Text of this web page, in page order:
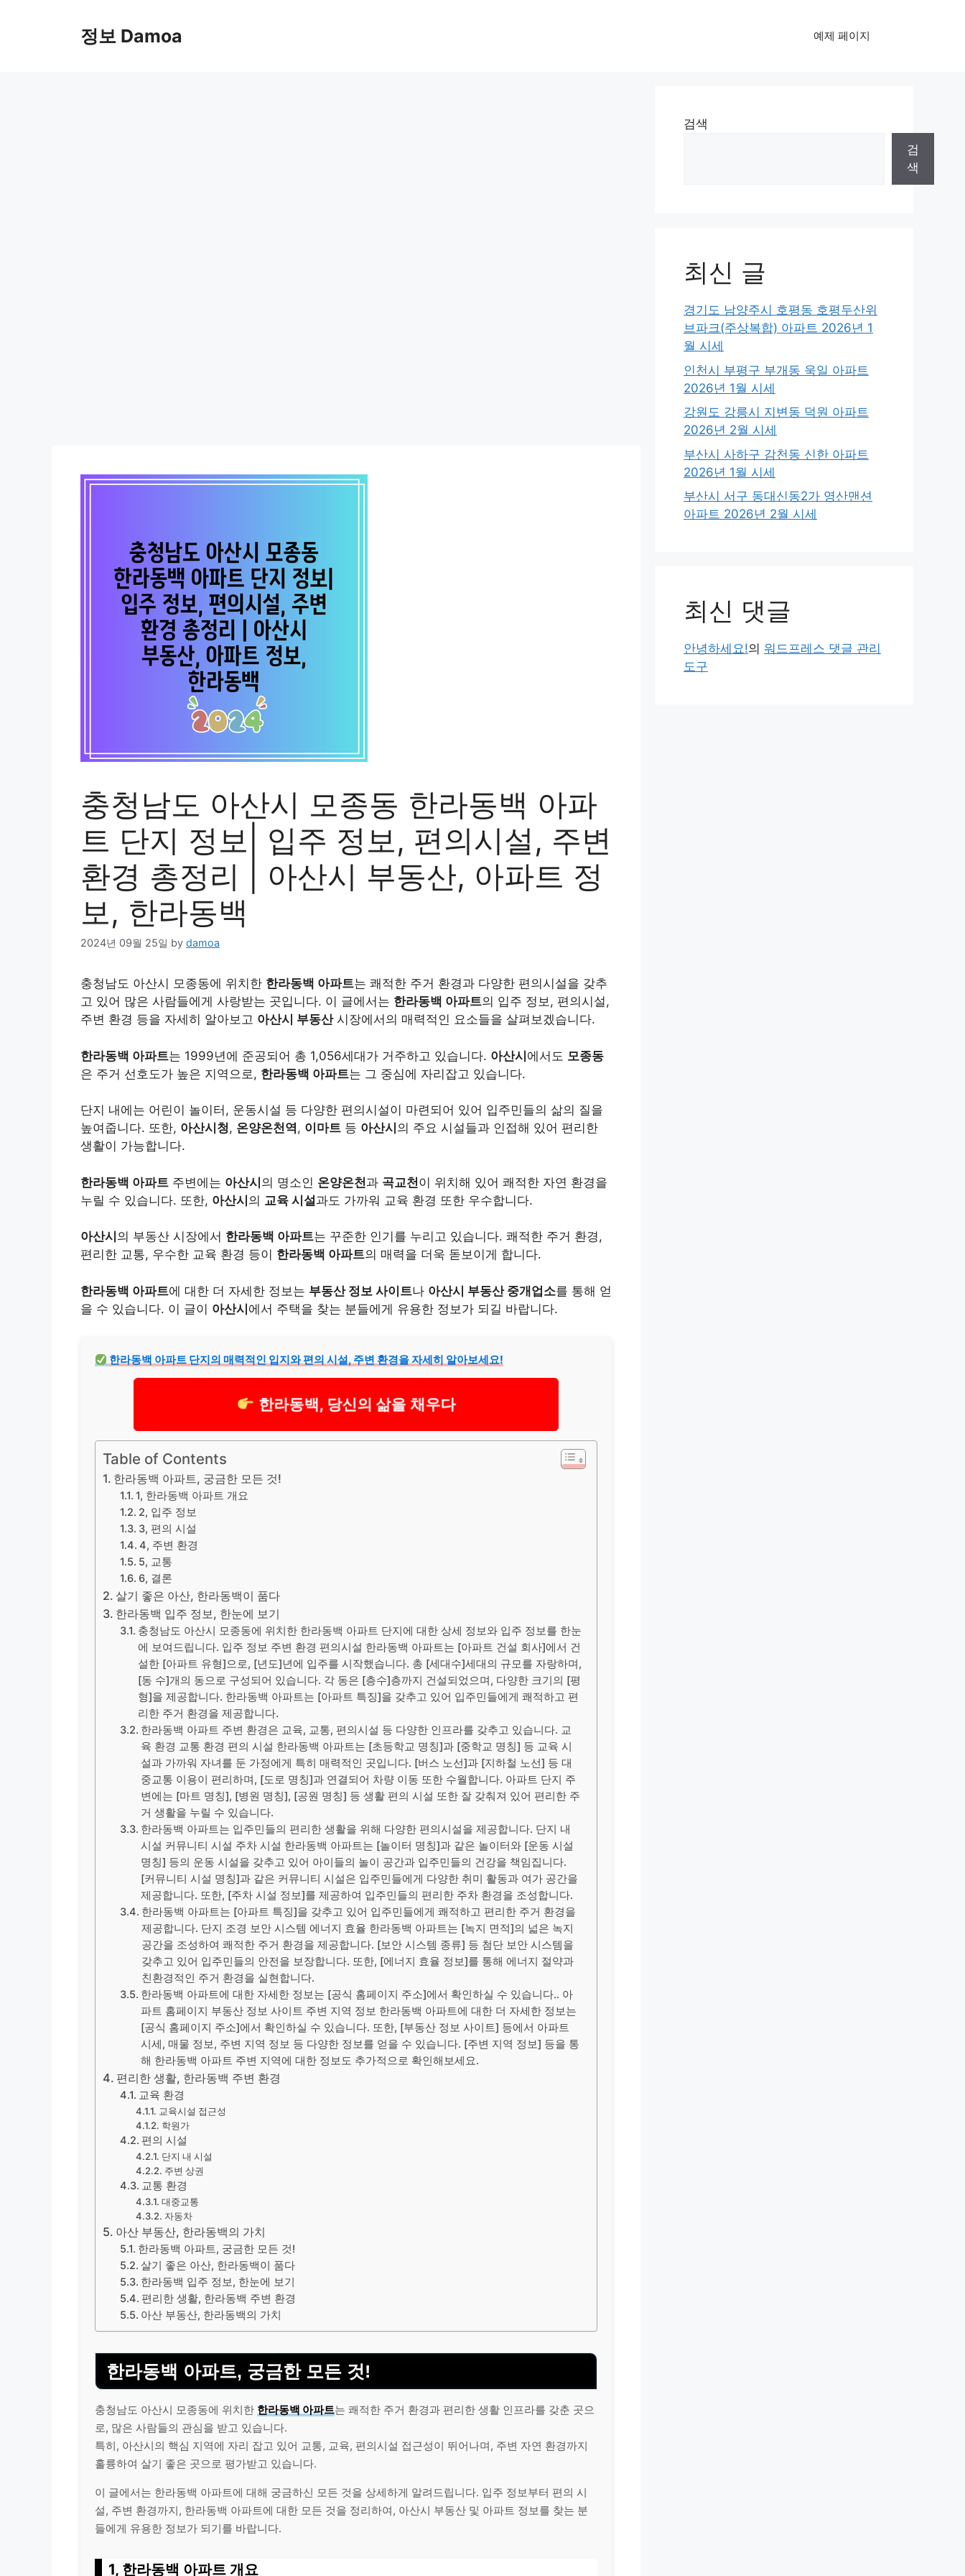
정보 Damoa 예제 페이지
충청남도 아산시 모종동 한라동백 아파
트 단지 정보| 입주 정보, 편의시설, 주변
환경 총정리 | 아산시 부동산, 아파트 정
보, 한라동백
2024년 09월 25일 by damoa
충청남도 아산시 모종동에 위치한 한라동백 아파트는 쾌적한 주거 환경과 다양한 편의시설을 갖추
고 있어 많은 사람들에게 사랑받는 곳입니다. 이 글에서는 한라동백 아파트의 입주 정보, 편의시설,
주변 환경 등을 자세히 알아보고 아산시 부동산시장에서의 매력적인 요소들을 살펴보겠습니다.
한라동백 아파트는 1999년에 준공되어 총 1,056세대가 거주하고 있습니다. 아산시에서도 모종동
은 주거 선호도가 높은 지역으로, 한라동백 아파트는 그 중심에 자리잡고 있습니다.
단지 내에는 어린이 놀이터, 운동시설 등 다양한 편의시설이 마련되어 있어 입주민들의 삶의 질을
높여줍니다. 또한, 아산시청, 온양온천역, 이마트 등 아산시 의 주요 시설들과 인접해 있어 편리한
생활이 가능합니다.
한라동백 아파트 주변에는 아산시의 명소인 온양온천과 곡교천이 위치해 있어 쾌적한 자연 환경을
누릴 수 있습니다. 또한, 아산시의 교육 시설과도 가까워 교육 환경 또한 우수합니다.
아산시 의 부동산 시장에서 한라동백 아파트는 꾸준한 인기를 누리고 있습니다. 쾌적한 주거 환경,
편리한 교통, 우수한 교육 환경 등이 한라동백 아파트의 매력을 더욱 돋보이게 합니다.
한라동백 아파트에 대한 더 자세한 정보는 부동산 정보 사이트나 아산시 부동산 중개업소를 통해 얻
을 수 있습니다. 이 글이 아산시에서 주택을 찾는 분들에게 유용한 정보가 되길 바랍니다.
한라동백 아파트 단지의 매력적인 입지와 편의 시설, 주변 환경을 자세히 알아보세요!
한라동백, 당신의 삶을 채우다
Table of Contents
한라동백 아파트, 궁금한 모든 것!
1, 한라동백 아파트 개요
2, 입주 정보
3, 편의 시설
4, 주변 환경
5, 교통
6, 결론
살기 좋은 아산, 한라동백이 품다
한라동백 입주 정보, 한눈에 보기
충청남도 아산시 모종동에 위치한 한라동백 아파트 단지에 대한 상세 정보와 입주 정보를 한눈
에 보여드립니다. 입주 정보 주변 환경 편의시설 한라동백 아파트는 [아파트 건설 회사]에서 건
설한 [아파트 유형]으로, [년도]년에 입주를 시작했습니다. 총 [세대수]세대의 규모를 자랑하며,
[동 수]개의 동으로 구성되어 있습니다. 각 동은 [층수]층까지 건설되었으며, 다양한 크기의 [평
형]을 제공합니다. 한라동백 아파트는 [아파트 특징]을 갖추고 있어 입주민들에게 쾌적하고 편
리한 주거 환경을 제공합니다.
한라동백 아파트 주변 환경은 교육, 교통, 편의시설 등 다양한 인프라를 갖추고 있습니다. 교
육 환경 교통 환경 편의 시설 한라동백 아파트는 [초등학교 명칭]과 [중학교 명칭] 등 교육 시
설과 가까워 자녀를 둔 가정에게 특히 매력적인 곳입니다. [버스 노선]과 [지하철 노선] 등 대
중교통 이용이 편리하며, [도로 명칭]과 연결되어 차량 이동 또한 수월합니다. 아파트 단지 주
변에는 [마트 명칭], [병원 명칭], [공원 명칭] 등 생활 편의 시설 또한 잘 갖춰져 있어 편리한 주
거 생활을 누릴 수 있습니다.
한라동백 아파트는 입주민들의 편리한 생활을 위해 다양한 편의시설을 제공합니다. 단지 내
시설 커뮤니티 시설 주차 시설 한라동백 아파트는 [놀이터 명칭]과 같은 놀이터와 [운동 시설
명칭] 등의 운동 시설을 갖추고 있어 아이들의 놀이 공간과 입주민들의 건강을 책임집니다.
[커뮤니티 시설 명칭]과 같은 커뮤니티 시설은 입주민들에게 다양한 취미 활동과 여가 공간을
제공합니다. 또한, [주차 시설 정보]를 제공하여 입주민들의 편리한 주차 환경을 조성합니다.
한라동백 아파트는 [아파트 특징]을 갖추고 있어 입주민들에게 쾌적하고 편리한 주거 환경을
제공합니다. 단지 조경 보안 시스템 에너지 효율 한라동백 아파트는 [녹지 면적]의 넓은 녹지
공간을 조성하여 쾌적한 주거 환경을 제공합니다. [보안 시스템 종류] 등 첨단 보안 시스템을
갖추고 있어 입주민들의 안전을 보장합니다. 또한, [에너지 효율 정보]를 통해 에너지 절약과
친환경적인 주거 환경을 실현합니다.
한라동백 아파트에 대한 자세한 정보는 [공식 홈페이지 주소]에서 확인하실 수 있습니다.. 아
파트 홈페이지 부동산 정보 사이트 주변 지역 정보 한라동백 아파트에 대한 더 자세한 정보는
[공식 홈페이지 주소]에서 확인하실 수 있습니다. 또한, [부동산 정보 사이트] 등에서 아파트
시세, 매물 정보, 주변 지역 정보 등 다양한 정보를 얻을 수 있습니다. [주변 지역 정보] 등을 통
해 한라동백 아파트 주변 지역에 대한 정보도 추가적으로 확인해보세요.
편리한 생활, 한라동백 주변 환경
교육 환경
교육시설 접근성
학원가
편의 시설
단지 내 시설
주변 상권
교통 환경
대중교통
자동차
아산 부동산, 한라동백의 가치
한라동백 아파트, 궁금한 모든 것!
살기 좋은 아산, 한라동백이 품다
한라동백 입주 정보, 한눈에 보기
편리한 생활, 한라동백 주변 환경
아산 부동산, 한라동백의 가치
한라동백 아파트, 궁금한 모든 것!
충청남도 아산시 모종동에 위치한 한라동백 아파트는 쾌적한 주거 환경과 편리한 생활 인프라를 갖춘 곳으
로, 많은 사람들의 관심을 받고 있습니다.
특히, 아산시의 핵심 지역에 자리 잡고 있어 교통, 교육, 편의시설 접근성이 뛰어나며, 주변 자연 환경까지
훌륭하여 살기 좋은 곳으로 평가받고 있습니다.
이 글에서는 한라동백 아파트에 대해 궁금하신 모든 것을 상세하게 알려드립니다. 입주 정보부터 편의 시
설, 주변 환경까지, 한라동백 아파트에 대한 모든 것을 정리하여, 아산시 부동산 및 아파트 정보를 찾는 분
들에게 유용한 정보가 되기를 바랍니다.
1, 한라동백 아파트 개요
검색
검
색
최신 글
경기도 남양주시 호평동 호평두산위
브파크(주상복합) 아파트 2026년 1
월 시세
인천시 부평구 부개동 욱일 아파트
2026년 1월 시세
강원도 강릉시 지변동 덕원 아파트
2026년 2월 시세
부산시 사하구 감천동 신한 아파트
2026년 1월 시세
부산시 서구 동대신동2가 영산맨션
아파트 2026년 2월 시세
최신 댓글
안녕하세요!의 워드프레스 댓글 관리
도구